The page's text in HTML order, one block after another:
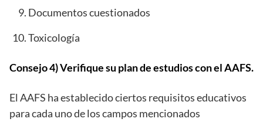
Documentos cuestionados
Toxicología
Consejo 4) Verifique su plan de estudios con el AAFS.
El AAFS ha establecido ciertos requisitos educativos
para cada uno de los campos mencionados